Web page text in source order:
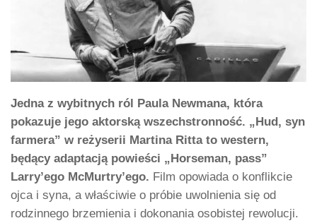
Jedna z wybitnych ról Paula Newmana, która
pokazuje jego aktorską wszechstronność. „Hud, syn
farmera” w reżyserii Martina Ritta to western,
będący adaptacją powieści „Horseman, pass”
Larry’ego McMurtry’ego. Film opowiada o konflikcie
ojca i syna, a właściwie o próbie uwolnienia się od
rodzinnego brzemienia i dokonania osobistej rewolucji.